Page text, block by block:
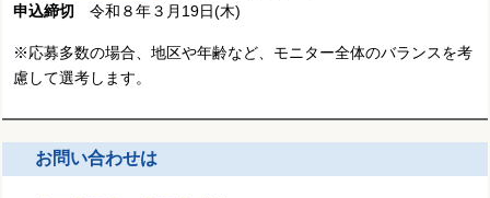
申込締切 令和８年３月19日(木)
※応募多数の場合、地区や年齢など、モニター全体のバランスを考
慮して選考します。
お問い合わせは